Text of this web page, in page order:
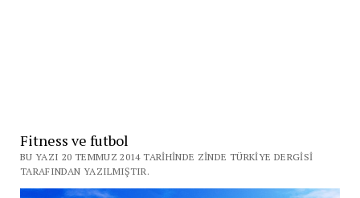
Fitness ve futbol
BU YAZI 20 TEMMUZ 2014 TARIHINDE ZINDE TÜRKIYE DERGISI
TARAFINDAN YAZILMIŞTIR.